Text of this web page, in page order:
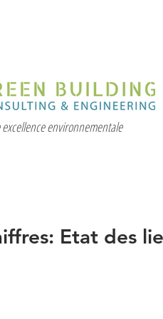
environnementale
Etat des